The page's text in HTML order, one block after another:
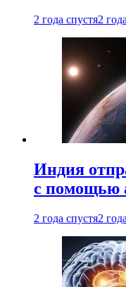
2 года спустя2
Индия
с помощью
2 года спустя2